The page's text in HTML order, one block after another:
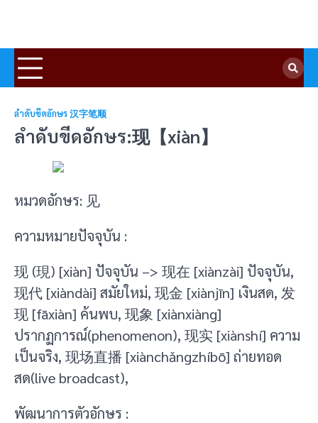
ลำดับขีดอักษร 汉字笔顺
ลำดับขีดอักษร:现【xiàn】
หมวดอักษร: 见
ความหมายปัจจุบัน :
现 (現) [xiàn] ปัจจุบัน –> 现在 [xiànzài] ปัจจุบัน,
现代 [xiàndài] สมัยใหม่, 现金 [xiànjīn] เงินสด, 发
现 [fāxiàn] ค้นพบ, 现象 [xiànxiàng]
ปรากฏการณ์(phenomenon), 现实 [xiànshí] ความ
เป็นจริง, 现场直播 [xiànchǎngzhíbō] ถ่ายทอด
สด(live broadcast),
พัฒนาการตัวอักษร :